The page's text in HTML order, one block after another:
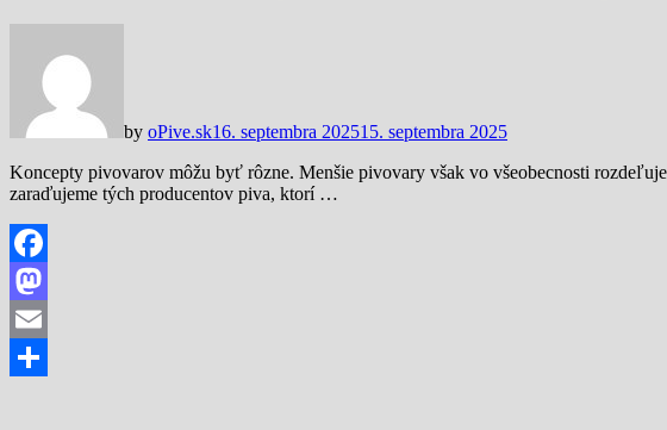
by oPive.sk16. septembra 202515. septembra 2025
Koncepty pivovarov môžu byť rôzne. Menšie pivovary však vo všeobecnosti
zaraďujeme tých producentov piva, ktorí …
Facebook
Mastodon
Email